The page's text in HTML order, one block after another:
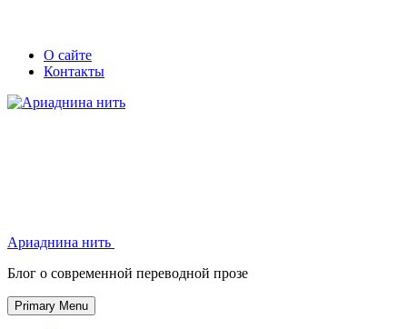
Skip
Secondary
left
navigation
Secondary
right
navigation
О сайте
Контакты
Ариаднина нить
Блог о современной переводной прозе
Primary Menu